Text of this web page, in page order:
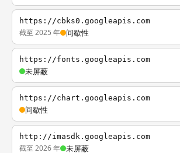
https://cbks0.googleapis.com
截至 2025 年 间歇性
https://fonts.googleapis.com
未屏蔽
https://chart.googleapis.com
间歇性
http://imasdk.googleapis.com
截至 2026 年 未屏蔽